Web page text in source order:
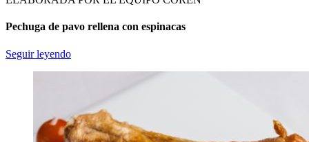
Pechuga de pavo rellena con espinacas
Seguir leyendo